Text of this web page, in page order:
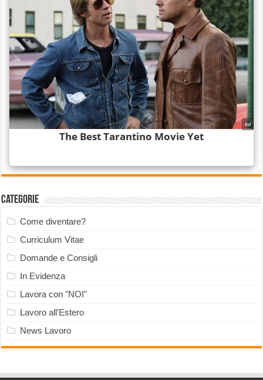
Categorie
Come diventare?
Curriculum Vitae
Domande e Consigli
In Evidenza
Lavora con "NOI"
Lavoro all'Estero
News Lavoro